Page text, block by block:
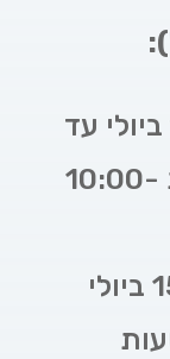
בין התאריכים 1 ביולי עד
14 ביולי 2026 בין השעות 10:00-
בין התאריכים 15 ביולי